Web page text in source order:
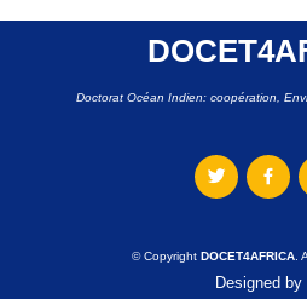
Doctorat Océan Indien: coopération,
© Copyright DOCET4AFRICA .
Designed by